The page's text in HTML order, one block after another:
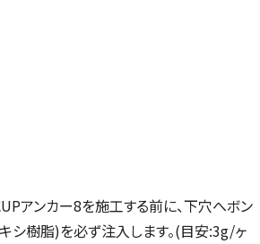
アンカー8を施工する前に、下穴へボン
シ樹脂)を必ず注入します。(目安:3g/ヶ